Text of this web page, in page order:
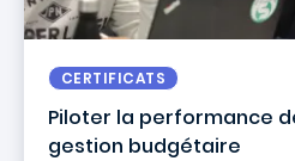
CERTIFICATS
Piloter la performance
gestion budgétaire